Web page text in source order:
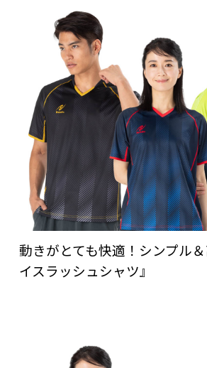
動きがとても快適！シンプル
イスラッシュシャツ』